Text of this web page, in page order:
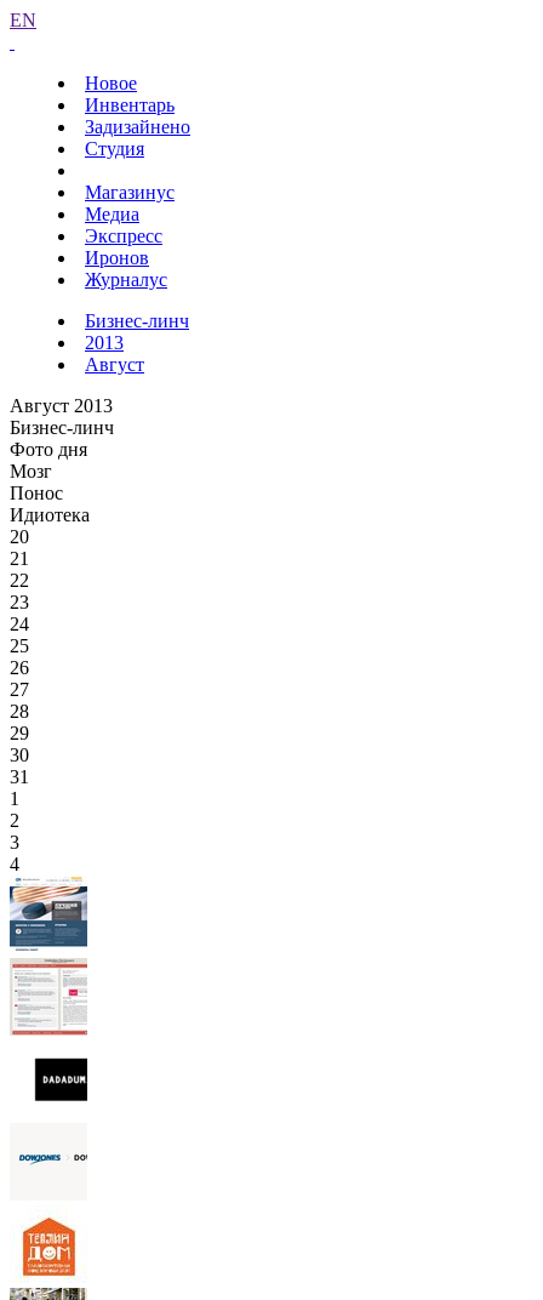
EN
Новое
Инвентарь
Задизайнено
Студия
Магазинус
Медиа
Экспресс
Иронов
Журналус
Бизнес-линч
2013
Август
Август 2013
Бизнес-линч
Фото дня
Мозг
Понос
Идиотека
20
21
22
23
24
25
26
27
28
29
30
31
1
2
3
4